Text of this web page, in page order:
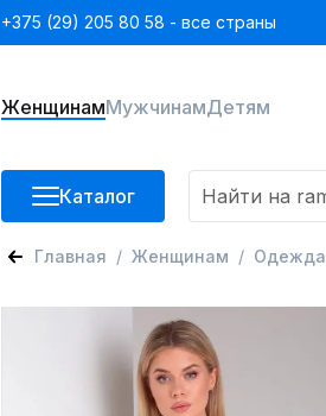
+375 (29) 205 80 58 - все страны
ЖенщинамМужчинамДетям
Каталог
Главная Женщинам Одежда